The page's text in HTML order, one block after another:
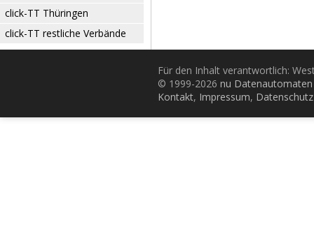
click-TT Thüringen
click-TT restliche Verbände
Für den Inhalt verantwortlich:
© 1999-2026 nu
Kontakt, Impressum, Datenschutz